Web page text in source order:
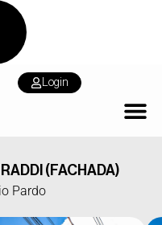
Login
(FACHADA)
Pardo